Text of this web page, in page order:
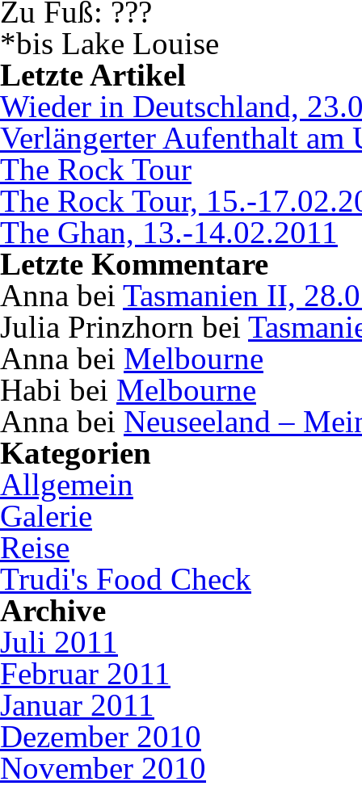
Zu Fuß: ???
*bis Lake Louise
Letzte Artikel
Wieder in Deutschland,
Verlängerter Aufenthalt am
The Rock Tour
The Rock Tour, 15.-
The Ghan, 13.-14.02.2011
Letzte Kommentare
Anna bei Tasmanien II,
Julia Prinzhorn bei
Anna bei Melbourne
Habi bei Melbourne
Anna bei Neuseeland –
Kategorien
Allgemein
Galerie
Reise
Trudi's Food Check
Archive
Juli 2011
Februar 2011
Januar 2011
Dezember 2010
November 2010